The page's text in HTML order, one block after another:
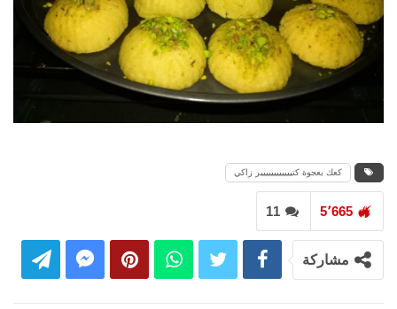
كعك بعجوة كتيييييييييييير زاكي
11 5٬665
مشاركة